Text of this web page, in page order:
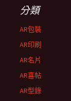
分類
AR包裝
AR印刷
AR名片
AR喜帖
AR型錄